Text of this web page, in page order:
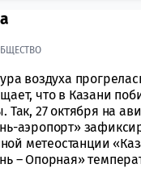
воздуха
что в Казани
Так, 27 октября на
аэропорт»
метеостанции
– Опорная»